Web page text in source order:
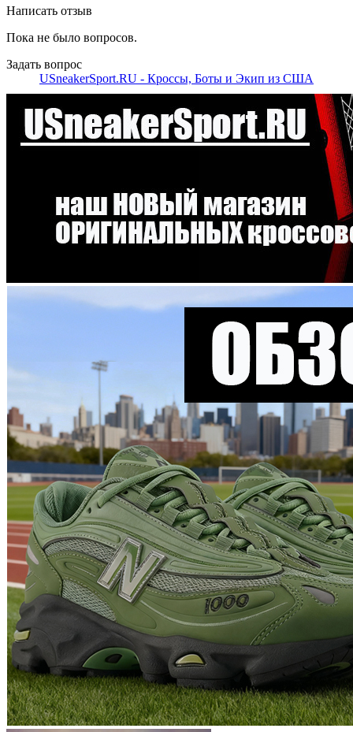
Написать отзыв
Пока не было вопросов.
Задать вопрос
USneakerSport.RU - Кроссы, Боты и Экип из США